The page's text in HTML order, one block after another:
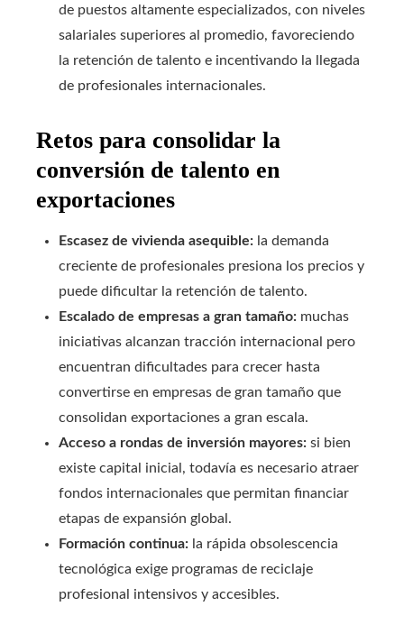
de puestos altamente especializados, con niveles
salariales superiores al promedio, favoreciendo
la retención de talento e incentivando la llegada
de profesionales internacionales.
Retos para consolidar la
conversión de talento en
exportaciones
Escasez de vivienda asequible: la demanda
creciente de profesionales presiona los precios y
puede dificultar la retención de talento.
Escalado de empresas a gran tamaño: muchas
iniciativas alcanzan tracción internacional pero
encuentran dificultades para crecer hasta
convertirse en empresas de gran tamaño que
consolidan exportaciones a gran escala.
Acceso a rondas de inversión mayores: si bien
existe capital inicial, todavía es necesario atraer
fondos internacionales que permitan financiar
etapas de expansión global.
Formación continua: la rápida obsolescencia
tecnológica exige programas de reciclaje
profesional intensivos y accesibles.